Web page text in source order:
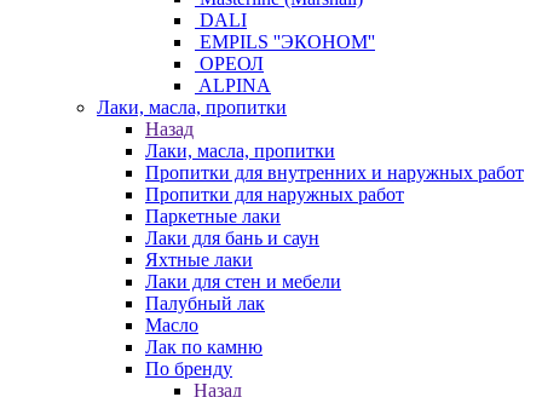
DALI
EMPILS ''ЭКОНОМ''
ОРЕОЛ
ALPINA
Лаки, масла, пропитки
Назад
Лаки, масла, пропитки
Пропитки для внутренних и наружных работ
Пропитки для наружных работ
Паркетные лаки
Лаки для бань и саун
Яхтные лаки
Лаки для стен и мебели
Палубный лак
Масло
Лак по камню
По бренду
Назад